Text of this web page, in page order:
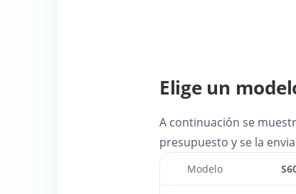
Elige un
A continuación se
presupuesto y se la
Modelo